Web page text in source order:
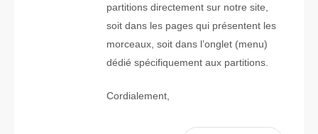
partitions directement sur notre site,
soit dans les pages qui présentent les
morceaux, soit dans l’onglet (menu)
dédié spécifiquement aux partitions.
Cordialement,